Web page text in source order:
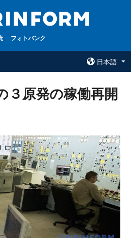
フォトバンク
日本語
ウクルインフォル
ムについて
コンタクト
３原発の稼働再開